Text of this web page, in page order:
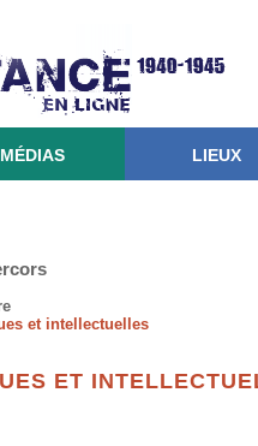
MÉDIAS LIEUX
et intellectuelles
ET